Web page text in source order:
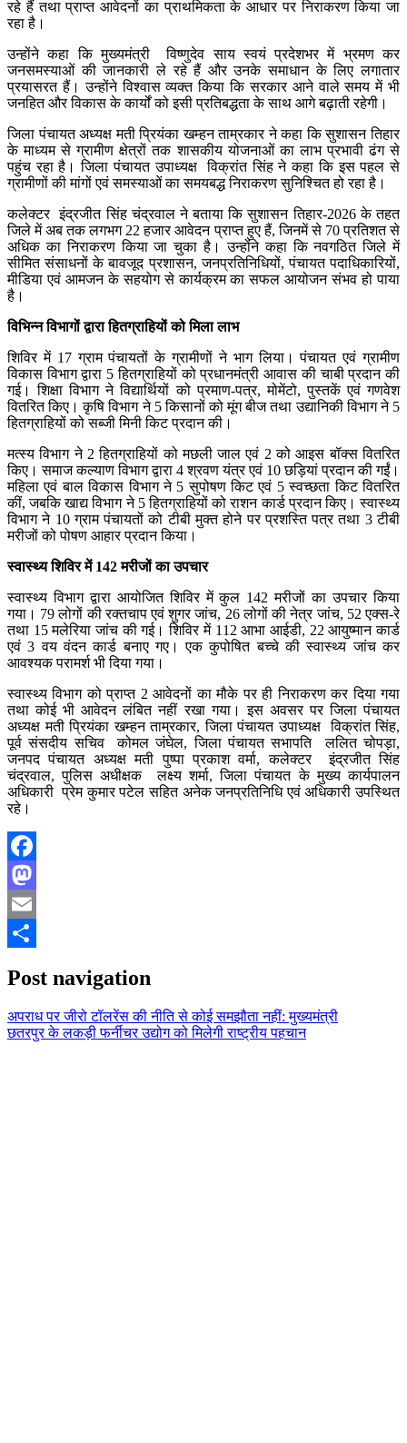
रहे हैं तथा प्राप्त आवेदनों का प्राथमिकता के आधार पर निराकरण किया जा
रहा है।
उन्होंने कहा कि मुख्यमंत्री विष्णुदेव साय स्वयं प्रदेशभर में भ्रमण कर
जनसमस्याओं की जानकारी ले रहे हैं और उनके समाधान के लिए लगातार
प्रयासरत हैं। उन्होंने विश्वास व्यक्त किया कि सरकार आने वाले समय में भी
जनहित और विकास के कार्यों को इसी प्रतिबद्धता के साथ आगे बढ़ाती रहेगी।
जिला पंचायत अध्यक्ष मती प्रियंका खम्हन ताम्रकार ने कहा कि सुशासन तिहार
के माध्यम से ग्रामीण क्षेत्रों तक शासकीय योजनाओं का लाभ प्रभावी ढंग से
पहुंच रहा है। जिला पंचायत उपाध्यक्ष विक्रांत सिंह ने कहा कि इस पहल से
ग्रामीणों की मांगों एवं समस्याओं का समयबद्ध निराकरण सुनिश्चित हो रहा है।
कलेक्टर इंद्रजीत सिंह चंद्रवाल ने बताया कि सुशासन तिहार-2026 के तहत
जिले में अब तक लगभग 22 हजार आवेदन प्राप्त हुए हैं, जिनमें से 70 प्रतिशत से
अधिक का निराकरण किया जा चुका है। उन्होंने कहा कि नवगठित जिले में
सीमित संसाधनों के बावजूद प्रशासन, जनप्रतिनिधियों, पंचायत पदाधिकारियों,
मीडिया एवं आमजन के सहयोग से कार्यक्रम का सफल आयोजन संभव हो पाया
है।
विभिन्न विभागों द्वारा हितग्राहियों को मिला लाभ
शिविर में 17 ग्राम पंचायतों के ग्रामीणों ने भाग लिया। पंचायत एवं ग्रामीण
विकास विभाग द्वारा 5 हितग्राहियों को प्रधानमंत्री आवास की चाबी प्रदान की
गई। शिक्षा विभाग ने विद्यार्थियों को प्रमाण-पत्र, मोमेंटो, पुस्तकें एवं गणवेश
वितरित किए। कृषि विभाग ने 5 किसानों को मूंग बीज तथा उद्यानिकी विभाग ने 5
हितग्राहियों को सब्जी मिनी किट प्रदान की।
मत्स्य विभाग ने 2 हितग्राहियों को मछली जाल एवं 2 को आइस बॉक्स वितरित
किए। समाज कल्याण विभाग द्वारा 4 श्रवण यंत्र एवं 10 छड़ियां प्रदान की गईं।
महिला एवं बाल विकास विभाग ने 5 सुपोषण किट एवं 5 स्वच्छता किट वितरित
कीं, जबकि खाद्य विभाग ने 5 हितग्राहियों को राशन कार्ड प्रदान किए। स्वास्थ्य
विभाग ने 10 ग्राम पंचायतों को टीबी मुक्त होने पर प्रशस्ति पत्र तथा 3 टीबी
मरीजों को पोषण आहार प्रदान किया।
स्वास्थ्य शिविर में 142 मरीजों का उपचार
स्वास्थ्य विभाग द्वारा आयोजित शिविर में कुल 142 मरीजों का उपचार किया
गया। 79 लोगों की रक्तचाप एवं शुगर जांच, 26 लोगों की नेत्र जांच, 52 एक्स-रे
तथा 15 मलेरिया जांच की गई। शिविर में 112 आभा आईडी, 22 आयुष्मान कार्ड
एवं 3 वय वंदन कार्ड बनाए गए। एक कुपोषित बच्चे की स्वास्थ्य जांच कर
आवश्यक परामर्श भी दिया गया।
स्वास्थ्य विभाग को प्राप्त 2 आवेदनों का मौके पर ही निराकरण कर दिया गया
तथा कोई भी आवेदन लंबित नहीं रखा गया। इस अवसर पर जिला पंचायत
अध्यक्ष मती प्रियंका खम्हन ताम्रकार, जिला पंचायत उपाध्यक्ष विक्रांत सिंह,
पूर्व संसदीय सचिव कोमल जंघेल, जिला पंचायत सभापति ललित चोपड़ा,
जनपद पंचायत अध्यक्ष मती पुष्पा प्रकाश वर्मा, कलेक्टर इंद्रजीत सिंह
चंद्रवाल, पुलिस अधीक्षक लक्ष्य शर्मा, जिला पंचायत के मुख्य कार्यपालन
अधिकारी प्रेम कुमार पटेल सहित अनेक जनप्रतिनिधि एवं अधिकारी उपस्थित
रहे।
Facebook
Mastodon
Email
Post navigation
अपराध पर जीरो टॉलरेंस की नीति से कोई समझौता नहीं: मुख्यमंत्री
छतरपुर के लकड़ी फर्नीचर उद्योग को मिलेगी राष्ट्रीय पहचान